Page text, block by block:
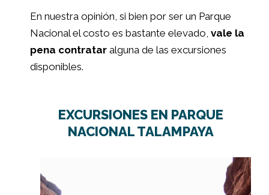
En nuestra opinión, si bien por ser un Parque
Nacional el costo es bastante elevado, vale la
pena contratar alguna de las excursiones
disponibles.
EXCURSIONES EN PARQUE
NACIONAL TALAMPAYA